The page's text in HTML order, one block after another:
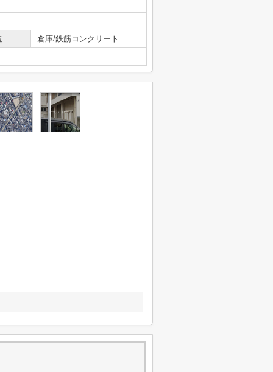
倉庫/鉄筋コンクリート